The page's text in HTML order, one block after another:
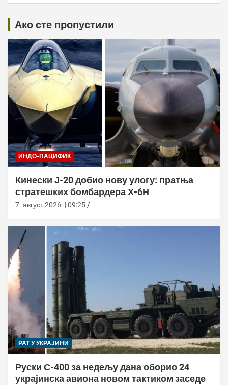
Ако сте пропустили
ИНДО-ПАЦИФИК
Кинески Ј-20 добио нову улогу: пратња
стратешких бомбардера Х-6Н
7. август 2026. | 09:25
РАТ У УКРАЈИНИ
Руски С-400 за недељу дана оборио 24
украјинска авиона новом тактиком заседе